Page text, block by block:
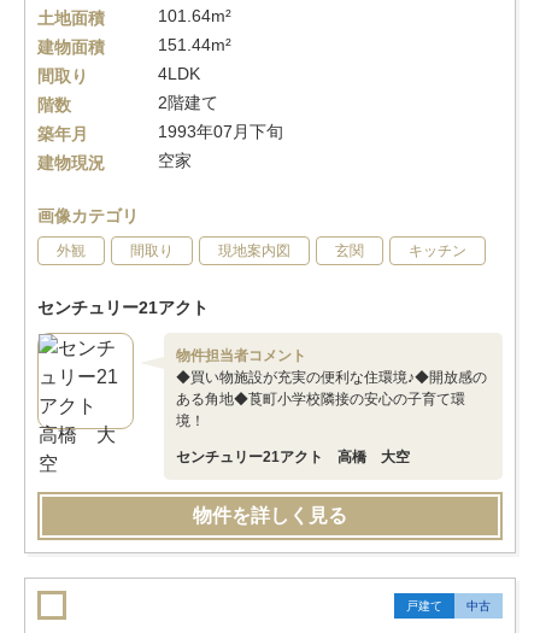
土地面積
101.64m²
建物面積
151.44m²
間取り
4LDK
階数
2階建て
築年月
1993年07月下旬
建物現況
空家
画像カテゴリ
外観 間取り 現地案内図 玄関 キッチン
センチュリー21アクト
物件担当者コメント
◆買い物施設が充実の便利な住環境♪◆開放感の
ある角地◆莨町小学校隣接の安心の子育て環
境！
センチュリー21アクト 高橋 大空
物件を詳しく見る
戸建て 中古